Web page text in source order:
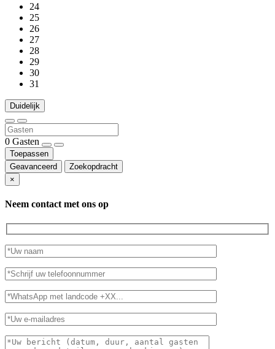
24
25
26
27
28
29
30
31
Duidelijk
0 Gasten
Toepassen
Geavanceerd
Zoekopdracht
×
Neem contact met ons op